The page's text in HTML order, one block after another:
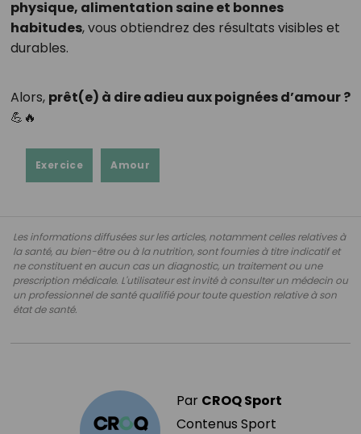
physique, alimentation saine et bonnes
habitudes, vous obtiendrez des résultats visibles et
durables.
Alors, prêt(e) à dire adieu aux poignées d’amour ?
💪🔥
Exercice Amour
Les informations diffusées sur les articles, notamment celles relatives à
la santé, au bien-être ou à la nutrition, sont fournies à titre indicatif et
ne constituent en aucun cas un diagnostic, un traitement ou une
prescription médicale. L'utilisateur est invité à consulter un médecin ou
un professionnel de santé qualifié pour toute question relative à son
état de santé.
Par CROQ Sport
Contenus Sport